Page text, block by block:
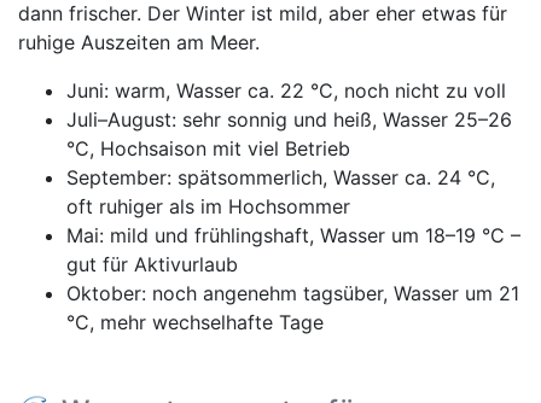
dann frischer. Der Winter ist mild, aber eher etwas für
ruhige Auszeiten am Meer.
Juni: warm, Wasser ca. 22 °C, noch nicht zu voll
Juli–August: sehr sonnig und heiß, Wasser 25–26
°C, Hochsaison mit viel Betrieb
September: spätsommerlich, Wasser ca. 24 °C,
oft ruhiger als im Hochsommer
Mai: mild und frühlingshaft, Wasser um 18–19 °C –
gut für Aktivurlaub
Oktober: noch angenehm tagsüber, Wasser um 21
°C, mehr wechselhafte Tage